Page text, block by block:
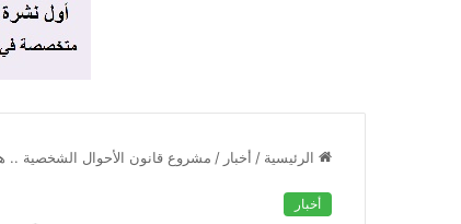
الرئيسية / أخبار / مشروع قانون الأحوال الشخصية ..
أخبار